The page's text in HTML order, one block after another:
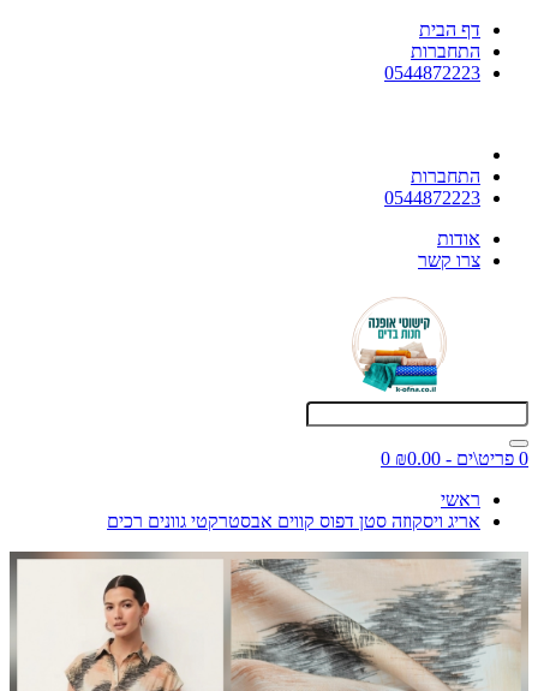
דף הבית
התחברות
0544872223
התחברות
0544872223
אודות
צרו קשר
0 פריט\ים - ₪0.00
0
ראשי
אריג ויסקוזה סטן דפוס קווים אבסטרקטי גוונים רכים